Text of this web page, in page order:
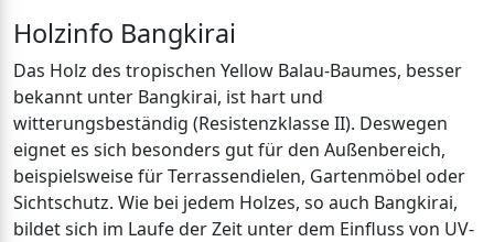
Holzinfo Bangkirai
Das Holz des tropischen Yellow Balau-Baumes, besser
bekannt unter Bangkirai, ist hart und
witterungsbeständig (Resistenzklasse II). Deswegen
eignet es sich besonders gut für den Außenbereich,
beispielsweise für Terrassendielen, Gartenmöbel oder
Sichtschutz. Wie bei jedem Holzes, so auch Bangkirai,
bildet sich im Laufe der Zeit unter dem Einfluss von UV-